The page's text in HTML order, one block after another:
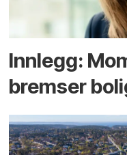
Innlegg:
bremser